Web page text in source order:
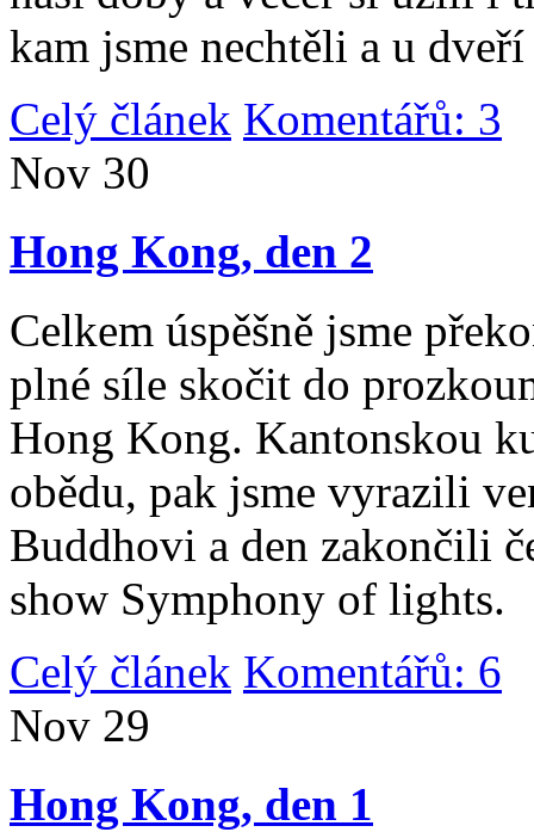
kam jsme nechtěli a u
Celý článek Komentářů: 3
Nov 30
Hong Kong, den 2
Celkem úspěšně jsme
plné síle skočit do
Hong Kong. Kantonskou
obědu, pak jsme vyrazili
Buddhovi a den zakončili
show Symphony of lights.
Celý článek Komentářů: 6
Nov 29
Hong Kong, den 1